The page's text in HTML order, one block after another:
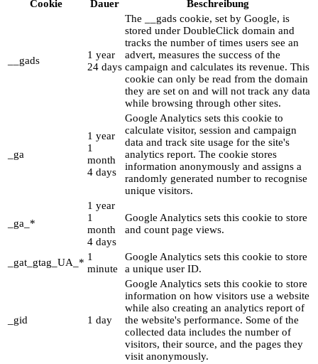
Cookie Dauer Beschreibung
__gads
1 year
24 days
The __gads cookie, set by Google, is
stored under DoubleClick domain and
tracks the number of times users see an
advert, measures the success of the
campaign and calculates its revenue. This
cookie can only be read from the domain
they are set on and will not track any data
while browsing through other sites.
_ga
1 year
1
month
4 days
Google Analytics sets this cookie to
calculate visitor, session and campaign
data and track site usage for the site's
analytics report. The cookie stores
information anonymously and assigns a
randomly generated number to recognise
unique visitors.
_ga_*
1 year
1
month
4 days
Google Analytics sets this cookie to store
and count page views.
_gat_gtag_UA_* 1
minute
Google Analytics sets this cookie to store
a unique user ID.
_gid 1 day
Google Analytics sets this cookie to store
information on how visitors use a website
while also creating an analytics report of
the website's performance. Some of the
collected data includes the number of
visitors, their source, and the pages they
visit anonymously.